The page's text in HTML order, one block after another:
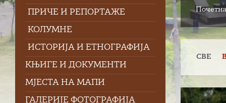
Почетна
СВЕ
Open
Gallery
ПРИЧЕ И РЕПОРТАЖЕ
КОЛУМНЕ
ИСТОРИЈА И ЕТНОГРАФИЈА
КЊИГЕ И ДОКУМЕНТИ
МЈЕСТА НА МАПИ
ГАЛЕРИЈЕ ФОТОГРАФИЈА